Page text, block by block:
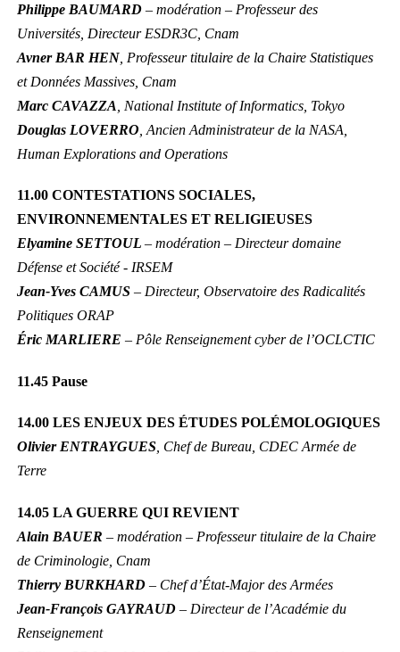
Philippe BAUMARD – modération – Professeur des
Universités, Directeur ESDR3C, Cnam
Avner BAR HEN , Professeur titulaire de la Chaire Statistiques
et Données Massives, Cnam
Marc CAVAZZA
, National Institute of Informatics, Tokyo
Douglas LOVERRO , Ancien Administrateur de la NASA,
Human Explorations and Operations
11.00 CONTESTATIONS SOCIALES,
ENVIRONNEMENTALES ET RELIGIEUSES
Elyamine SETTOUL – modération – Directeur domaine
Défense et Société - IRSEM
Jean-Yves CAMUS – Directeur, Observatoire des Radicalités
Politiques ORAP
Éric MARLIERE – Pôle Renseignement cyber de l’OCLCTIC
11.45 Pause
14.00 LES ENJEUX DES ÉTUDES POLÉMOLOGIQUES
Olivier ENTRAYGUES , Chef de Bureau, CDEC Armée de
Terre
14.05 LA GUERRE QUI REVIENT
Alain BAUER – modération – Professeur titulaire de la Chaire
de Criminologie, Cnam
Thierry BURKHARD – Chef d’État-Major des Armées
Jean-François GAYRAUD – Directeur de l’Académie du
Renseignement